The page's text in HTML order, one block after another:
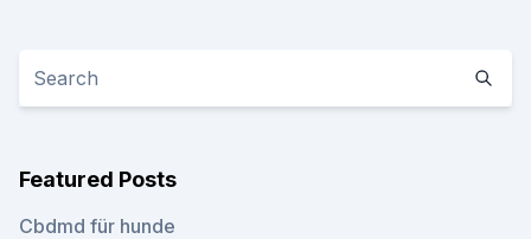
Featured Posts
Cbdmd für hunde